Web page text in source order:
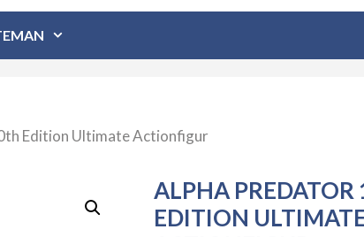
Edition Ultimate Actionfigur
ALPHA PREDATOR
EDITION